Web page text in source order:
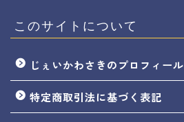
このサイトについて
じぇいかわさきのプロフィール
特定商取引法に基づく表記